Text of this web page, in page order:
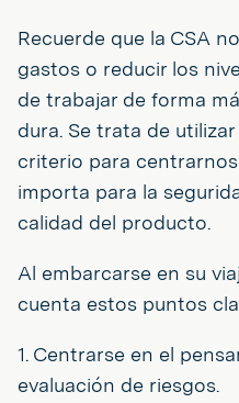
Recuerde que la CSA
gastos o reducir los
de trabajar de forma
dura. Se trata de
criterio para
importa para la
calidad del producto.
Al embarcarse en su
cuenta estos puntos
1. Centrarse en el
evaluación de riesgos.